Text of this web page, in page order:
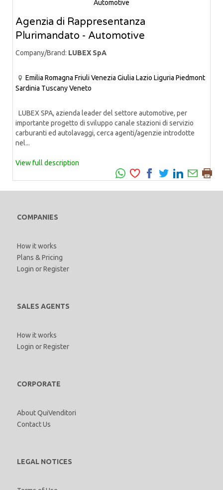
Agenzia di Rappresentanza
Plurimandato - Automotive
Company/Brand: LUBEX SpA
Emilia Romagna Friuli Venezia Giulia Lazio Liguria Piedmont
Sardinia TuscanyVeneto
LUBEX SPA, azienda leader del settore automotive, per
importante progetto di sviluppo canale stazioni di servizio
carburanti ed autolavaggi, cerca agenti/agenzie introdotte
nel...
View full description
COMPANIES
How it works
Plans & Pricing
Login orRegister
SALES AGENTS
How it works
Login orRegister
CORPORATE
About QuiVenditori
Contact Us
LEGAL NOTICES